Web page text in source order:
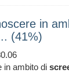
in
(41%)
in ambito di